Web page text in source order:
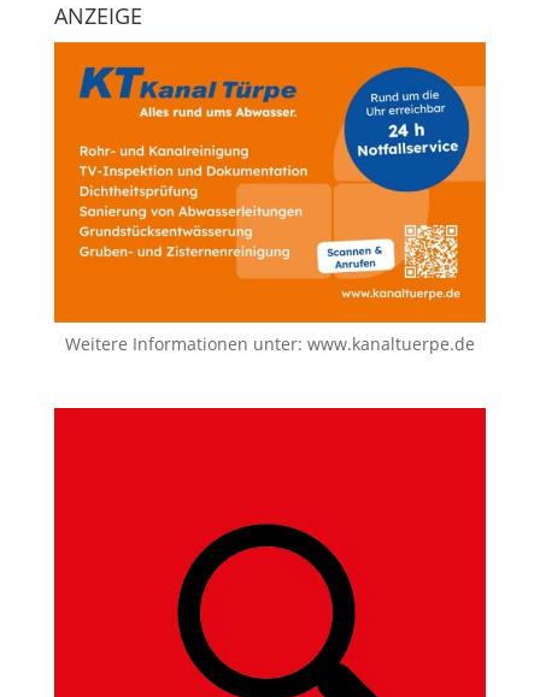
ANZEIGE
Weitere Informationen unter: www.kanaltuerpe.de